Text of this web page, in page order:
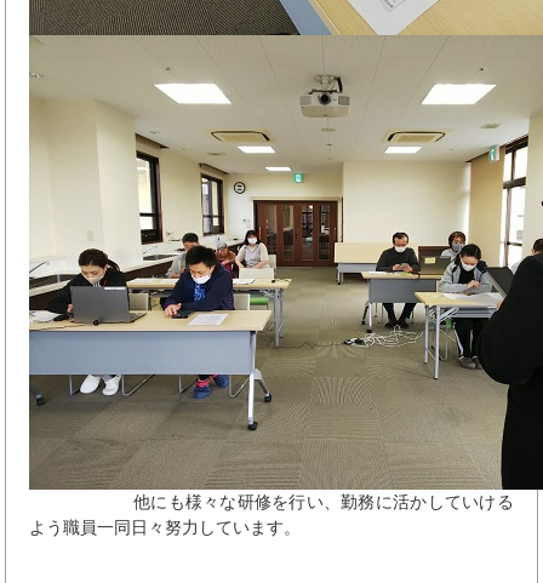
他にも様々な研修を行い、勤務に活かしていける
よう職員一同日々努力しています。